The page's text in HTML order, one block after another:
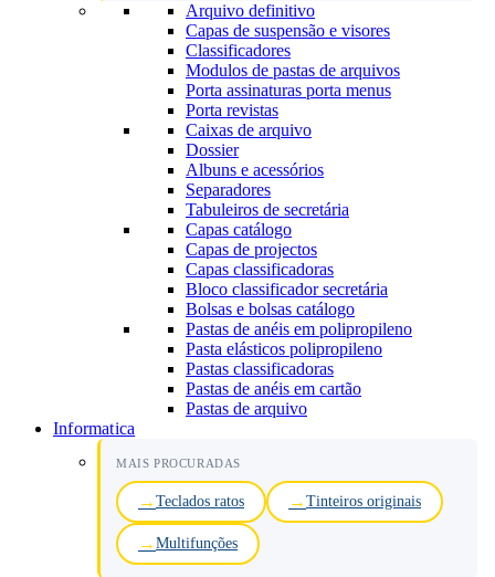
Arquivo definitivo
Capas de suspensão e visores
Classificadores
Modulos de pastas de arquivos
Porta assinaturas porta menus
Porta revistas
Caixas de arquivo
Dossier
Albuns e acessórios
Separadores
Tabuleiros de secretária
Capas catálogo
Capas de projectos
Capas classificadoras
Bloco classificador secretária
Bolsas e bolsas catálogo
Pastas de anéis em polipropileno
Pasta elásticos polipropileno
Pastas classificadoras
Pastas de anéis em cartão
Pastas de arquivo
Informatica
MAIS PROCURADAS
Teclados ratos Tinteiros originais
Multifunções